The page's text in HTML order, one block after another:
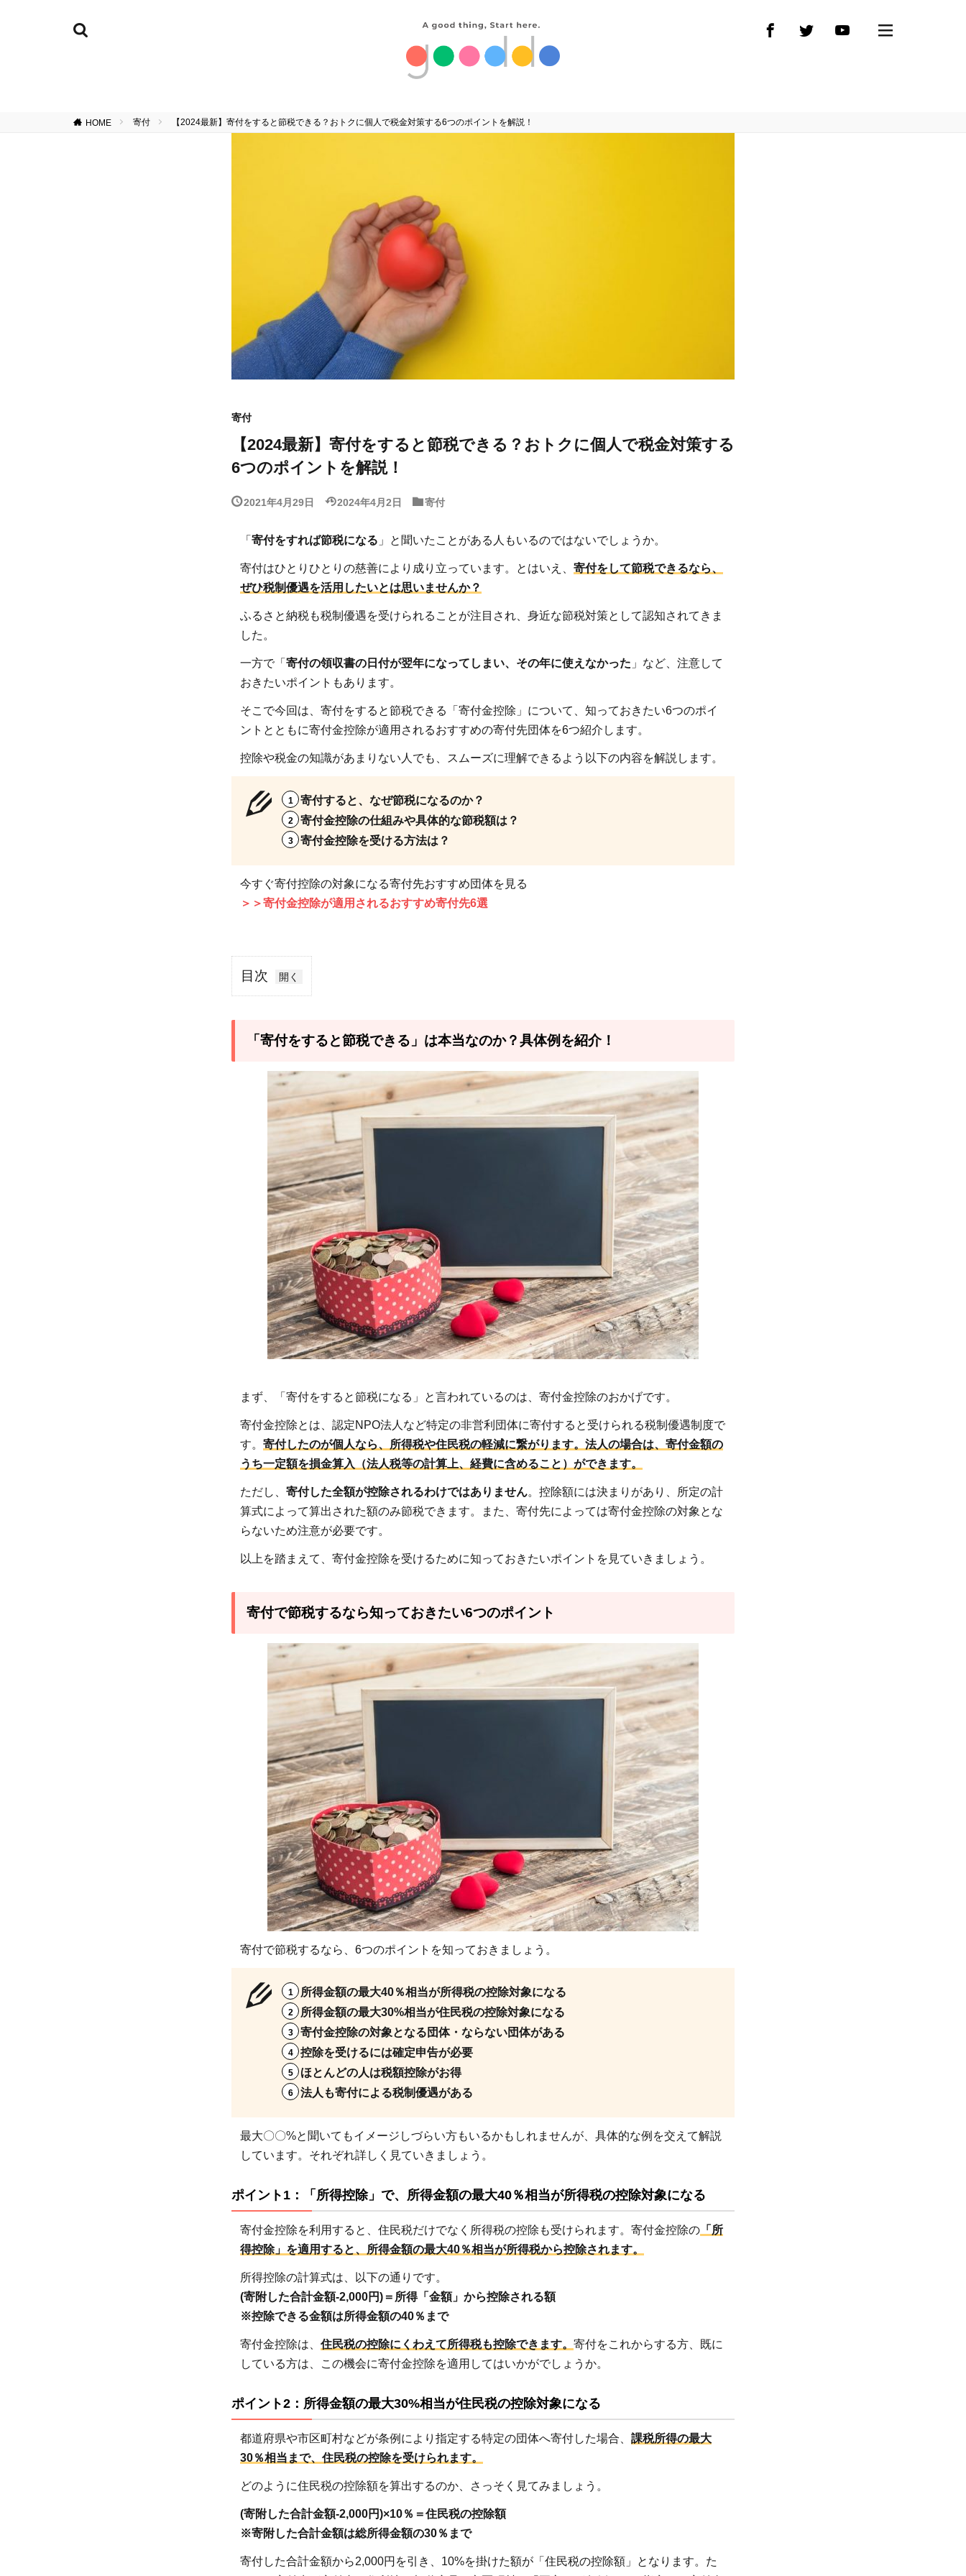
HOME 寄付 【2024最新】寄付をすると節税できる？おトクに個人で税金対策する6つのポイントを解説！
寄付
【2024最新】寄付をすると節税できる？おトクに個人で税金対策する
6つのポイントを解説！
2021年4月29日 2024年4月2日 寄付
「 寄付をすれば節税になる 」と聞いたことがある人もいるのではないでしょうか。
寄付はひとりひとりの慈善により成り立っています。とはいえ、 寄付をして節税できるなら、
ぜひ税制優遇を活用したいとは思いませんか？
ふるさと納税も税制優遇を受けられることが注目され、身近な節税対策として認知されてきま
した。
一方で「 寄付の領収書の日付が翌年になってしまい、その年に使えなかった 」など、注意して
おきたいポイントもあります。
そこで今回は、寄付をすると節税できる「寄付金控除」について、知っておきたい6つのポイ
ントとともに寄付金控除が適用されるおすすめの寄付先団体を6つ紹介します。
控除や税金の知識があまりない人でも、スムーズに理解できるよう以下の内容を解説します。
寄付すると、なぜ節税になるのか？
寄付金控除の仕組みや具体的な節税額は？
寄付金控除を受ける方法は？
今すぐ寄付控除の対象になる寄付先おすすめ団体を見る
＞＞寄付金控除が適用されるおすすめ寄付先6選
目次
1
付を
と節
当な
か？
具体
例を
介！
税
る
な
ら
知
っ
て
き
い6
つ
2.1
ポイ
ント
1：
「所
得控
除」
で、
所得
金額
の最
大
相当
が所
得税
の控
除対
象に
なる
ポイ
ント
所得
の最
大
30%
相当
が住
の控
除対
なる
2.2.1
関連記
2.3
ポイ
ント
3：
寄付
「寄付をすると節税できる」は本当なのか？具体例を紹介！
まず、「寄付をすると節税になる」と言われているのは、寄付金控除のおかげです。
寄付金控除とは、認定NPO法人など特定の非営利団体に寄付すると受けられる税制優遇制度で
す。 寄付したのが個人なら、所得税や住民税の軽減に繋がります。法人の場合は、寄付金額の
うち一定額を損金算入（法人税等の計算上、経費に含めること）ができます。
ただし、 寄付した全額が控除されるわけではありません。控除額には決まりがあり、所定の計
算式によって算出された額のみ節税できます。また、寄付先によっては寄付金控除の対象とな
らないため注意が必要です。
以上を踏まえて、寄付金控除を受けるために知っておきたいポイントを見ていきましょう。
寄付で節税するなら知っておきたい6つのポイント
寄付で節税するなら、6つのポイントを知っておきましょう。
所得金額の最大40％相当が所得税の控除対象になる
所得金額の最大30%相当が住民税の控除対象になる
寄付金控除の対象となる団体・ならない団体がある
控除を受けるには確定申告が必要
ほとんどの人は税額控除がお得
法人も寄付による税制優遇がある
最大〇〇%と聞いてもイメージしづらい方もいるかもしれませんが、具体的な例を交えて解説
しています。それぞれ詳しく見ていきましょう。
ポイント1：「所得控除」で、所得金額の最大40％相当が所得税の控除対象になる
寄付金控除を利用すると、住民税だけでなく所得税の控除も受けられます。寄付金控除の 「所
得控除」を適用すると、所得金額の最大40％相当が所得税から控除されます。
所得控除の計算式は、以下の通りです。
(寄附した合計金額-2,000円)＝所得「金額」から控除される額
※控除できる金額は所得金額の40％まで
寄付金控除は、 住民税の控除にくわえて所得税も控除できます。 寄付をこれからする方、既に
している方は、この機会に寄付金控除を適用してはいかがでしょうか。
ポイント2：所得金額の最大30%相当が住民税の控除対象になる
都道府県や市区町村などが条例により指定する特定の団体へ寄付した場合、 課税所得の最大
30％相当まで、住民税の控除を受けられます。
どのように住民税の控除額を算出するのか、さっそく見てみましょう。
(寄附した合計金額-2,000円)×10％＝住民税の控除額
※寄附した合計金額は総所得金額の30％まで
寄付した合計金額から2,000円を引き、10%を掛けた額が「住民税の控除額」となります。た